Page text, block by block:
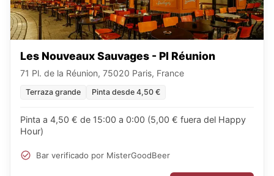
Les Nouveaux Sauvages - Pl Réunion
71 Pl. de la Réunion, 75020 Paris, France
Terraza grande Pinta desde 4,50 €
Pinta a 4,50 € de 15:00 a 0:00 (5,00 € fuera del Happy
Hour)
Bar verificado por MisterGoodBeer